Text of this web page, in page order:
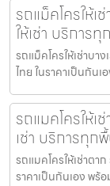
รถแม็คโครให้เ
ให้เช่า บริการ
รถแม็คโครให้เช่าบา
ไทย ในราคาเป็นกัน
รถแมคโครให้เ
เช่า บริการทุก
รถแมคโครให้เช่าตา
ราคาเป็นกันเอง พ